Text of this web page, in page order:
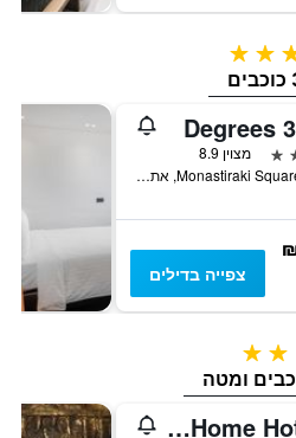
3 כוכבים
מצוין 8.9
12 Monastiraki Square, אתונה, יוון
צפייה בדילים
2 כוכבים
Sweet Home Hotel